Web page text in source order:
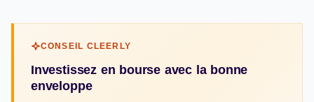
CONSEIL CLEERLY
Investissez en bourse avec la bonne
enveloppe